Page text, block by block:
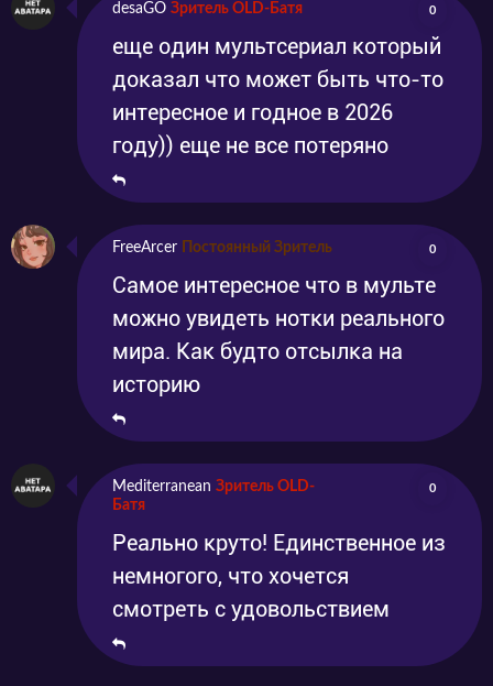
desaGO Зритель OLD-Батя 0
еще один мультсериал который
доказал что может быть что-то
интересное и годное в 2026
году)) еще не все потеряно
FreeArcer Постоянный Зритель 0
Самое интересное что в мульте
можно увидеть нотки реального
мира. Как будто отсылка на
историю
Mediterranean Зритель OLD-
Батя
0
Реально круто! Единственное из
немногого, что хочется
смотреть с удовольствием